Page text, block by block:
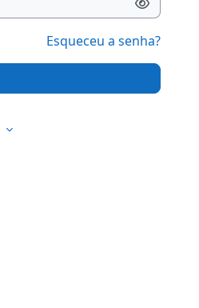
Esqueceu a senha?